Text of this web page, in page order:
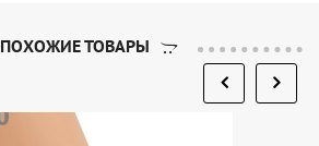
ПОХОЖИЕ ТОВАРЫ